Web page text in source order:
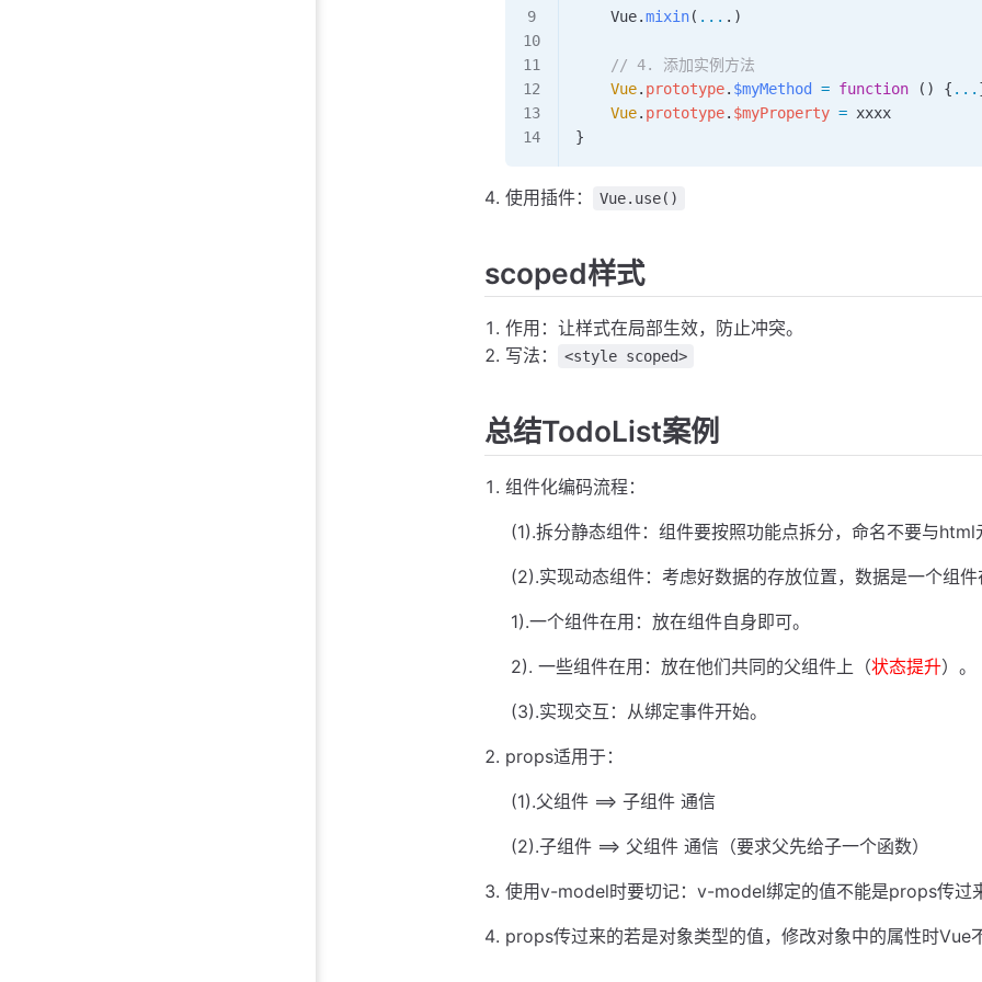
    Vue
.mixin( ... .)
    // 4. 添加实例方法
    Vue
. prototype. $myMethod = function () { ...
    Vue
. prototype. $myProperty = xxxx
}
使用插件： Vue.use()
scoped样式
作用：让样式在局部生效，防止冲突。
写法：
<style scoped>
总结TodoList案例
组件化编码流程：
(1).拆分静态组件：组件要按照功能点拆分，命名不要与html
(2).实现动态组件：考虑好数据的存放位置，数据是一个组
​ 1).一个组件在用：放在组件自身即可。
​ 2). 一些组件在用：放在他们共同的父组件上（状态提升）。
​ (3).实现交互：从绑定事件开始。
props适用于：
​ (1).父组件 ==> 子组件 通信
​ (2).子组件 ==> 父组件 通信（要求父先给子一个函数）
使用v-model时要切记：v-model绑定的值不能是props传过
props传过来的若是对象类型的值，修改对象中的属性时Vue